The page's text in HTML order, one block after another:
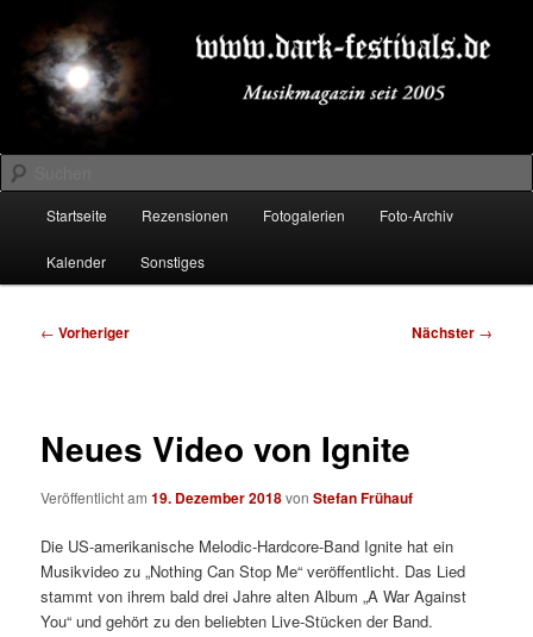
primären
Inhalt
springenDARK-FESTIVALS.DE
Suchen
Startseite Rezensionen Fotogalerien Foto-Archiv
Kalender Sonstiges
Beitragsnavigation
← Vorheriger Nächster →
Neues Video von Ignite
Veröffentlicht am19. Dezember 2018vonStefan Frühauf
Die US-amerikanische Melodic-Hardcore-Band Ignite hat ein
Musikvideo zu „Nothing Can Stop Me“ veröffentlicht. Das Lied
stammt von ihrem bald drei Jahre alten Album „A War Against
You“ und gehört zu den beliebten Live-Stücken der Band.